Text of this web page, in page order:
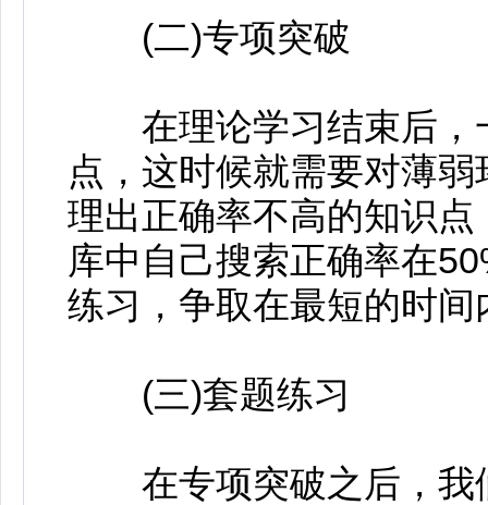
(二)专项突破
在理论学习结束后，
点，这时候就需要对薄
理出正确率不高的知识
库中自己搜索正确率在
练习，争取在最短的时
(三)套题练习
在专项突破之后，我